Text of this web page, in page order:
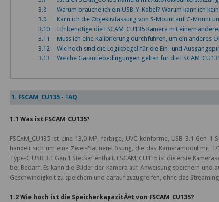
3.8
Warum brauche ich ein USB-Y-Kabel? Warum kann ich
3.9
Kann ich die Objektivfassung von S-Mount auf C-Mount
3.10
Ich benötige die FSCAM_CU135 Kamera mit einem
3.11
Muss ich eine Kalibrierung durchführen, um ein anderes
3.12
Wie hoch sind die Logikpegel für die Ein- und
3.13
Welche Garantiebedingungen gelten für die
1. FSCAM_CU135 - FAQ
1.1 Was ist FSCAM_CU135?
FSCAM_CU135 ist eine 13,0 MP, farbige, UVC-konforme, USB 3.1 Gen
handelt sich um eine Zwei-Platinen-Lösung, die das Kameramodul mit
Type-C USB 3.1 Gen 1 Stecker enthält. FSCAM_CU135 ist die erste
bei Bedarf. Es kann die Bilder der Kamera auf Anweisung speichern und
Geschwindigkeit zu speichern und darauf zuzugreifen, ohne das
1.2 Wie hoch ist die SpeicherkapazitÃ¤t von FSCAM_CU135?